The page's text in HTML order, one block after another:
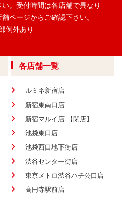
。 受付時間は各店舗で異なり
ページからご確認下さい。
例外あり
各店舗一覧
ルミネ新宿店
新宿東南口店
新宿マルイ店 【閉店】
池袋東口店
池袋西口地下街店
渋谷センター街店
東京メトロ渋谷ハチ公口店
高円寺駅前店